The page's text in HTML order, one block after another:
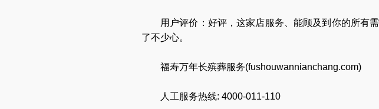
用户评价：好评，这家店服务、能顾及到你的所有
了不少心。
福寿万年长殡葬服务(fushouwannianchang.com)
人工服务热线: 4000-011-110